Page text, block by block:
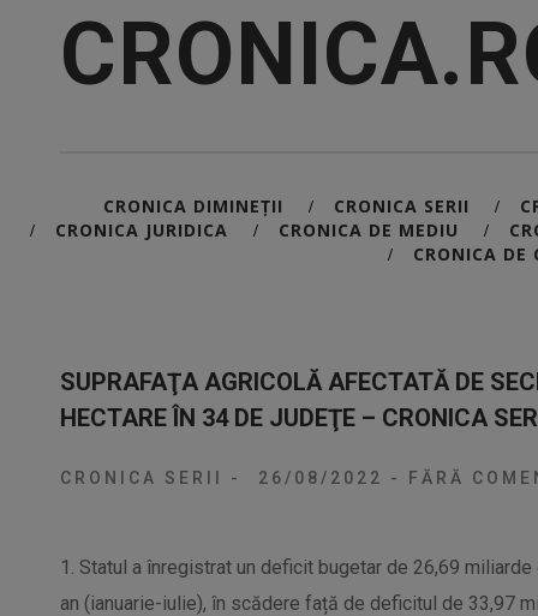
CRONICA DIMINEȚII / CRONICA SERII /
/ CRONICA JURIDICA / CRONICA DE MEDIU /
/ CRONICA DE
SUPRAFAŢA AGRICOLĂ AFECTATĂ DE
HECTARE ÎN 34 DE JUDEŢE – CRONICA
CRONICA SERII - 26/08/2022 - FĂRĂ
1. Statul a înregistrat un deficit bugetar de 26,69
an (ianuarie-iulie), în scădere față de deficitul de 33,97